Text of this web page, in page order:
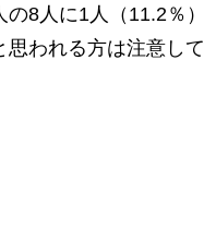
8人に1人（11.2％
われる方は注意して